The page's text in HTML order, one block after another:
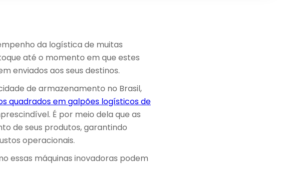
da logística de muitas
até o momento em que estes
enviados aos seus destinos.
de armazenamento no Brasil,
quadrados em galpões logísticos de
É por meio dela que as
de seus produtos, garantindo
operacionais.
essas máquinas inovadoras podem